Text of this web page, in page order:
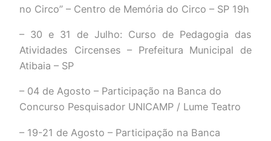
no Circo” – Centro de Memória do Circo – SP 19h
– 30 e 31 de Julho: Curso de Pedagogia das
Atividades Circenses – Prefeitura Municipal de
Atibaia – SP
– 04 de Agosto – Participação na Banca do
Concurso Pesquisador UNICAMP / Lume Teatro
– 19-21 de Agosto – Participação na Banca